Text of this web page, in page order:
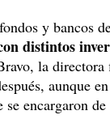
y bancos
distintos
la
aunque
encargaron de